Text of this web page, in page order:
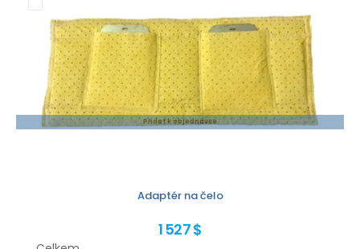
Přidat k objednávce
Adaptér na čelo
1 527 $